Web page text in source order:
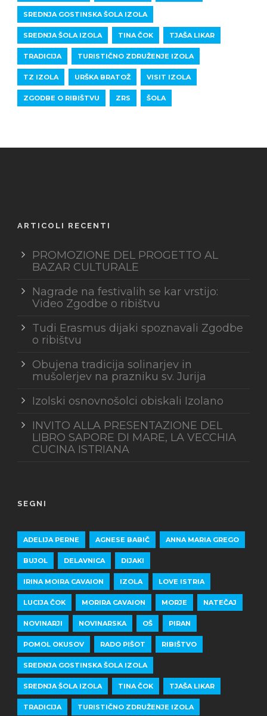
SREDNJA GOSTINSKA ŠOLA IZOLA
SREDNJA ŠOLA IZOLA TINA ČOK TJAŠA LIKAR
TRADICIJA TURISTIČNO ZDRUŽENJE IZOLA
TZ IZOLA URŠKA BRATOŽ VISIT IZOLA
ZGODBE O RIBIŠTVU ZRS ŠOLA
ARTICOLI RECENTI
PROMOZIONE DEL PROGETTO AL
BAZAR CULTURALE
Nagrade na festivalih se kar vrstijo:
Video Zgodbe o ribištvu
Tudi Erasmus dijaki spoznavali Zgodbe
o ribištvu
Obujena tradicija solinarjev in
mušolerjev na prazniku sv. Jurija
Izolski osnovnošolci obiskali Izolano
INVITO ALLA PRESENTAZIONE DEL
LIBRO SAPORE DI MARE, LA VECCHIA
CUCINA ISTRIANA
SEGNI
ADELIJA PERNE AGNESE BABIČ ANNA MARIA GREGO
BUJOL DELAVNICA DIJAKI
IRINA MOIRA CAVAION IZOLA LOVE ISTRIA
LUCIJA ČOK MORIRA CAVAION MORJE NATEČAJ
NOVINARJI NOVINARSKA OŠ PIRAN
POMOL OKUSOV RADO PIŠOT RIBIŠTVO
SREDNJA GOSTINSKA ŠOLA IZOLA
SREDNJA ŠOLA IZOLA TINA ČOK TJAŠA LIKAR
TRADICIJA TURISTIČNO ZDRUŽENJE IZOLA